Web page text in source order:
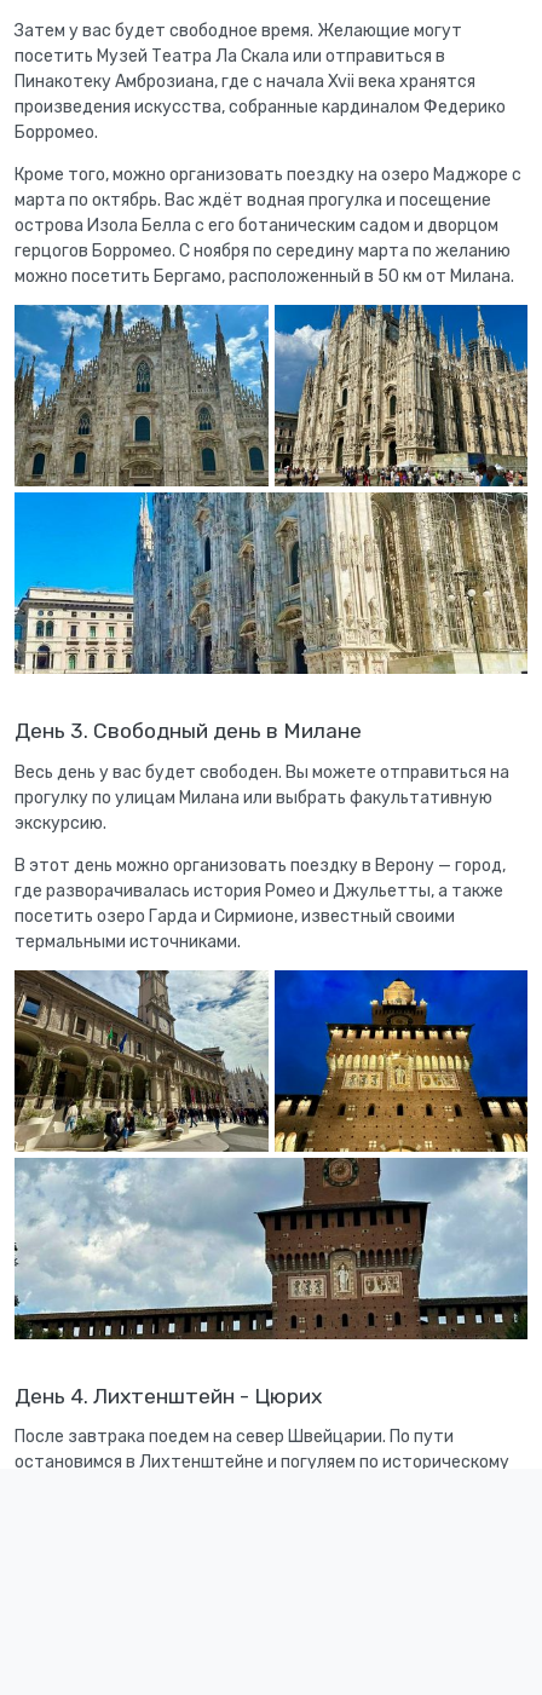
Затем у вас будет свободное время. Желающие могут
посетить Музей Театра Ла Скала или отправиться в
Пинакотеку Амброзиана, где с начала Xvii века хранятся
произведения искусства, собранные кардиналом Федерико
Борромео.
Кроме того, можно организовать поездку на озеро Маджоре с
марта по октябрь. Вас ждёт водная прогулка и посещение
острова Изола Белла с его ботаническим садом и дворцом
герцогов Борромео. С ноября по середину марта по желанию
можно посетить Бергамо, расположенный в 50 км от Милана.
День 3. Свободный день в Милане
Весь день у вас будет свободен. Вы можете отправиться на
прогулку по улицам Милана или выбрать факультативную
экскурсию.
В этот день можно организовать поездку в Верону — город,
где разворачивалась история Ромео и Джульетты, а также
посетить озеро Гарда и Сирмионе, известный своими
термальными источниками.
День 4. Лихтенштейн - Цюрих
После завтрака поедем на север Швейцарии. По пути
остановимся в Лихтенштейне и погуляем по историческому